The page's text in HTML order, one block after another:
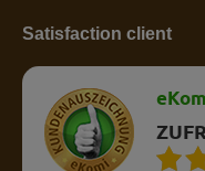
Satisfaction client